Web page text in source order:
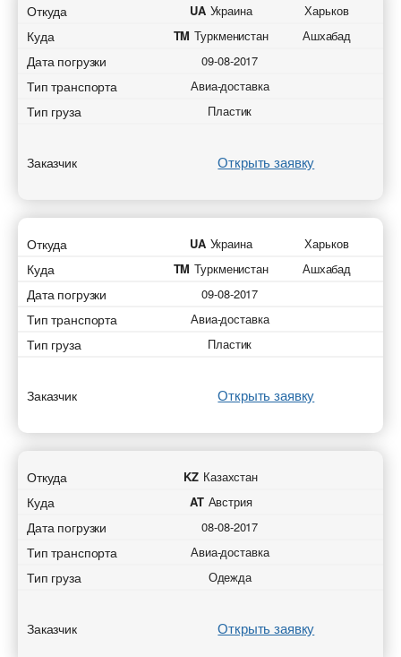
Откуда UA Украина Харьков
Куда TM Туркменистан Ашхабад
Дата погрузки 09-08-2017
Тип транспорта Авиа-доставка
Тип груза Пластик
Заказчик Открыть заявку
Откуда UA Украина Харьков
Куда TM Туркменистан Ашхабад
Дата погрузки 09-08-2017
Тип транспорта Авиа-доставка
Тип груза Пластик
Заказчик Открыть заявку
Откуда KZ Казахстан
Куда AT Австрия
Дата погрузки 08-08-2017
Тип транспорта Авиа-доставка
Тип груза Одежда
Заказчик Открыть заявку